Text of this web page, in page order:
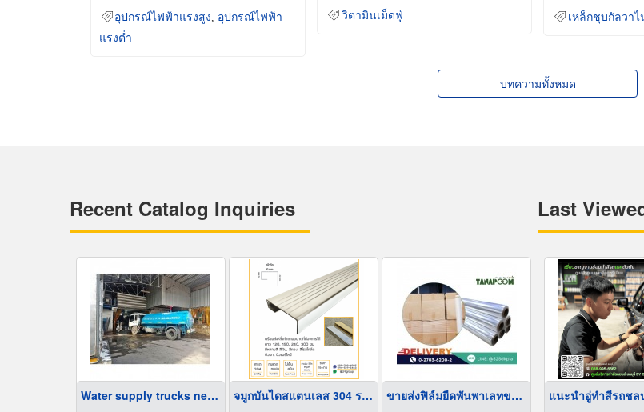
อุปกรณ์ไฟฟ้าแรงสูง
อุปกรณ์ไฟฟ้า
แรงต่ำ
วิตามินเม็ดฟู่ เหล็กชุบกัลวาไ
บทความทั้งหมด
Recent Catalog Inquiries
Water supply trucks near me จมูกบันไดสแตนเลส 304 ราคาโรงงาน ขายส่งฟิล์มยืดพันพาเลทขนาดพันด้วยมือ Hand wrap
Last
แนะนำอู่ทำสีรถชล